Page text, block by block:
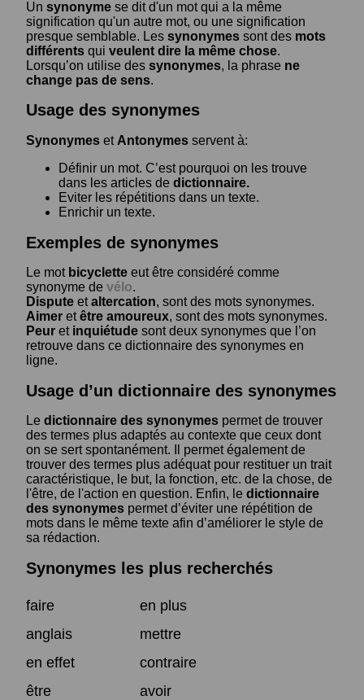
Un synonyme se dit d'un mot qui a la même
signification qu'un autre mot, ou une signification
presque semblable. Les synonymes sont des mots
différents qui veulent dire la même chose.
Lorsqu’on utilise des synonymes, la phrase ne
change pas de sens.
Usage des synonymes
Synonymes et Antonymes servent à:
Définir un mot. C’est pourquoi on les trouve
dans les articles de dictionnaire.
Eviter les répétitions dans un texte.
Enrichir un texte.
Exemples de synonymes
Le mot bicyclette eut être considéré comme
synonyme de vélo.
Dispute etaltercation, sont des mots synonymes.
Aimer etêtre amoureux, sont des mots synonymes.
Peur et inquiétude sont deux synonymes que l’on
retrouve dans ce dictionnaire des synonymes en
ligne.
Usage d’un dictionnaire des synonymes
Le dictionnaire des synonymes permet de trouver
des termes plus adaptés au contexte que ceux dont
on se sert spontanément. Il permet également de
trouver des termes plus adéquat pour restituer un trait
caractéristique, le but, la fonction, etc. de la chose, de
l'être, de l'action en question. Enfin, le dictionnaire
des synonymes permet d’éviter une répétition de
mots dans le même texte afin d’améliorer le style de
sa rédaction.
Synonymes les plus recherchés
faire
en plus
anglais
mettre
en effet
contraire
être
avoir